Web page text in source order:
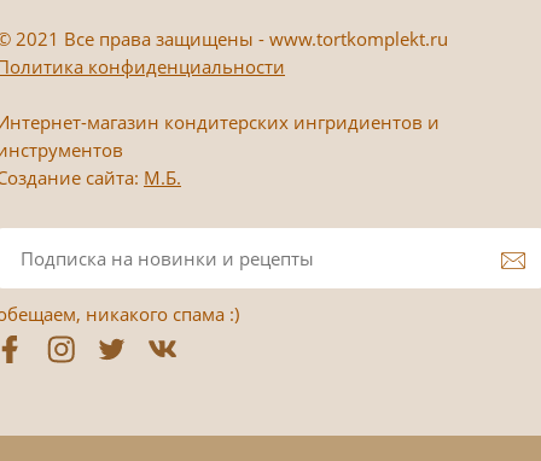
2021 Все права защищены - www.tortkomplekt.ru
конфиденциальности
магазин кондитерских ингридиентов и
сайта: М.Б.
никакого спама :)